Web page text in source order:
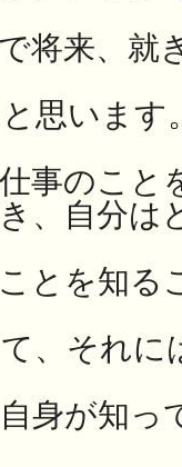
将来、就
思います
事のこと
、自分
とを知る
、それに
身が知っ